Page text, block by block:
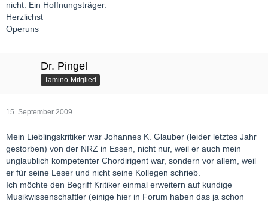
nicht. Ein Hoffnungsträger.
Herzlichst
Operuns
Dr. Pingel
Tamino-Mitglied
15. September 2009
Mein Lieblingskritiker war Johannes K. Glauber (leider letztes Jahr
gestorben) von der NRZ in Essen, nicht nur, weil er auch mein
unglaublich kompetenter Chordirigent war, sondern vor allem, weil
er für seine Leser und nicht seine Kollegen schrieb.
Ich möchte den Begriff Kritiker einmal erweitern auf kundige
Musikwissenschaftler (einige hier in Forum haben das ja schon